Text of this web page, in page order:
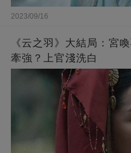
2023/09/16
《云之羽》大結局：宮
牽強？上官淺洗白